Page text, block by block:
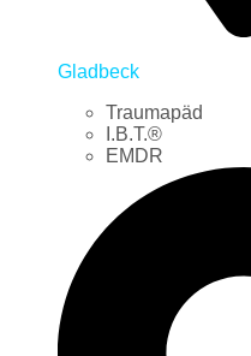
Gladbeck
Traumapäd
I.B.T.®
EMDR